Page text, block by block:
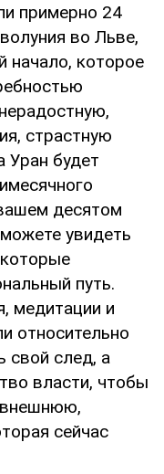
примерно 24
во Льве,
начало, которое
страстную
Уран будет
десятом
увидеть
путь.
медитации и
относительно
свой след, а
власти, чтобы
внешнюю,
сейчас